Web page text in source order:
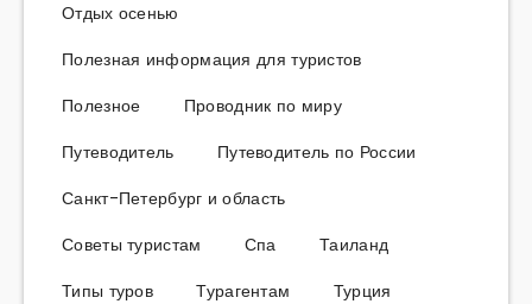
Отдых осенью
Полезная информация для туристов
Полезное
Проводник по миру
Путеводитель
Путеводитель по России
Санкт-Петербург и область
Советы туристам
Спа
Таиланд
Типы туров
Турагентам Турция